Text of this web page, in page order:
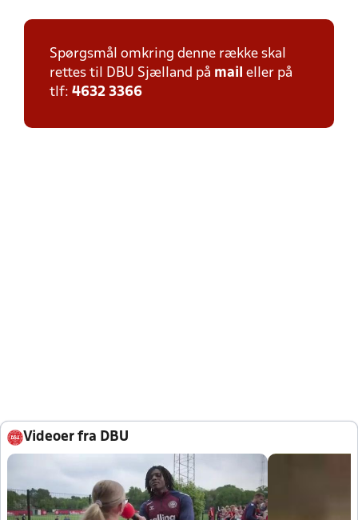
Spørgsmål omkring denne række skal
rettes til DBU Sjælland på mail eller på
tlf: 4632 3366
Videoer fra DBU